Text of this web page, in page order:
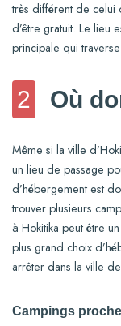
très différent de celui
d’être gratuit. Le lieu
principale qui
2 Où
Même si la ville
un lieu de passage
d’hébergement est
trouver plusieurs
à Hokitika peut être
plus grand choix
arrêter dans la ville de
Campings